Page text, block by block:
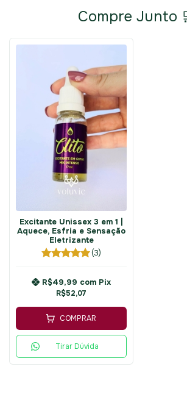
Compre Junto
Excitante Unissex 3 em 1 |
Aquece, Esfria e Sensação
Eletrizante
(3)
R$52,07
R$49,99 com Pix
COMPRAR
Tirar Dúvida